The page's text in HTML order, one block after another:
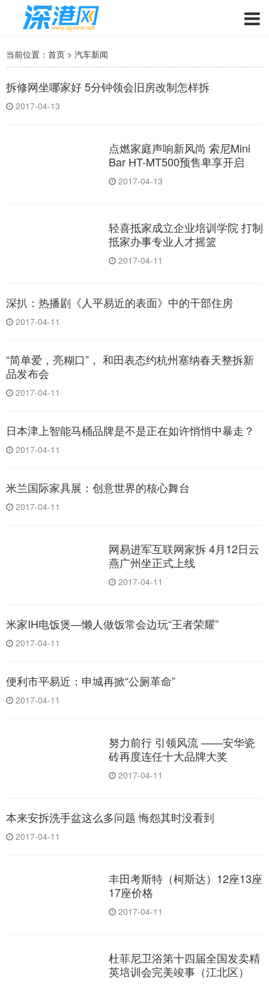
当前位置： 首页 > 汽车新闻
拆修网坐哪家好 5分钟领会旧房改制怎样拆
2017-04-13
点燃家庭声响新风尚 索尼Mini
Bar HT-MT500预售卑享开启
2017-04-13
轻喜抵家成立企业培训学院 打制
抵家办事专业人才摇篮
2017-04-11
深扒：热播剧《人平易近的表面》中的干部住房
2017-04-11
“简单爱，亮糊口”， 和田表态约杭州塞纳春天整拆新
品发布会
2017-04-11
日本津上智能马桶品牌是不是正在如许悄悄中暴走？
2017-04-11
米兰国际家具展：创意世界的核心舞台
2017-04-11
网易进军互联网家拆 4月12日云
燕广州坐正式上线
2017-04-11
米家IH电饭煲—懒人做饭常会边玩“王者荣耀”
2017-04-11
便利市平易近：申城再掀“公厕革命”
2017-04-11
努力前行 引领风流 ——安华瓷
砖再度连任十大品牌大奖
2017-04-11
本来安拆洗手盆这么多问题 悔怨其时没看到
2017-04-11
丰田考斯特（柯斯达）12座13座
17座价格
2017-04-11
杜菲尼卫浴第十四届全国发卖精
英培训会完美竣事（江北区）